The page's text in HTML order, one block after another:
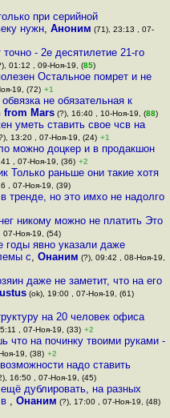
при серийной
нужн,Аноним (71), 23:13 , 07-
- 2е десятилетие 21-го
01:12 , 09-Ноя-19, (85)
Остальное помрет и не
19, (72) +1
не обязательная к
from Mars(?), 16:40 , 10-Ноя-19, (88)
уметь ставить свое чсв на
13:20 , 07-Ноя-19, (24) +1
можно доцкер и в продакшон
, 07-Ноя-19, (36) +2
Только раньше они такие хотя
, 07-Ноя-19, (39)
тренде, но это имхо не надолго
никому можно не платить Это
07-Ноя-19, (54)
годы явно указали даже
с, Онаним (?), 09:42 , 08-Ноя-19,
даже не заметит, что на его
(ok), 19:00 , 07-Ноя-19, (61)
на 20 человек офиса
, 07-Ноя-19, (33) +2
что на починку твоими руками -
19, (38) +2
надо ставить
16:50 , 07-Ноя-19, (45)
дублировать, на разных
,Онаним (?), 17:00 , 07-Ноя-19, (48)